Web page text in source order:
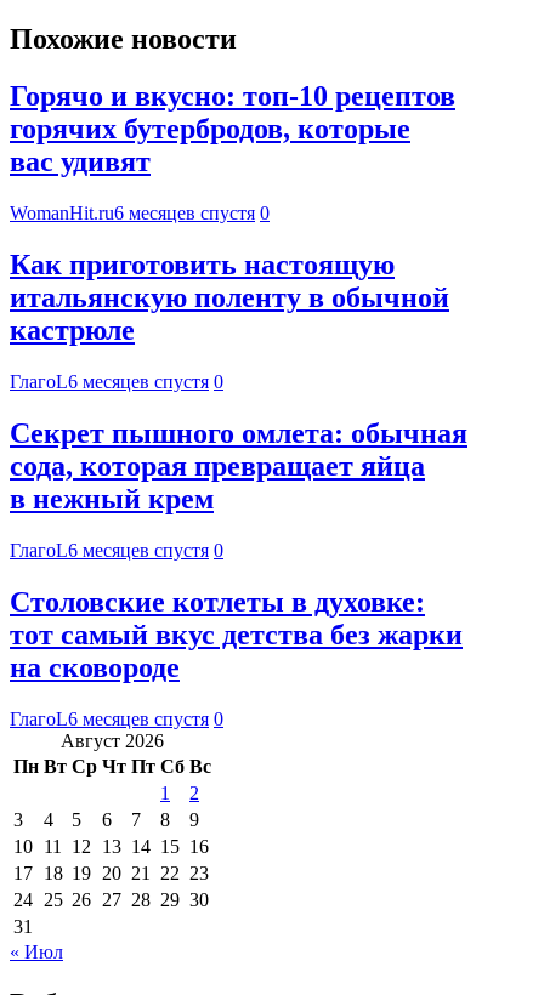
Похожие новости
Горячо и вкусно: топ-10 рецептов
горячих бутербродов, которые
вас удивят
WomanHit.ru6 месяцев спустя 0
Как приготовить настоящую
итальянскую поленту в обычной
кастрюле
ГлагоL6 месяцев спустя 0
Секрет пышного омлета: обычная
сода, которая превращает яйца
в нежный крем
ГлагоL6 месяцев спустя 0
Столовские котлеты в духовке:
тот самый вкус детства без жарки
на сковороде
ГлагоL6 месяцев спустя 0
Август 2026
Пн Вт Ср Чт Пт Сб Вс
1
2
3
4 5 6 7 8
9
10 11 12 13 14 15 16
17 18 19 20 21 22 23
24 25 26 27 28 29 30
31
« Июл